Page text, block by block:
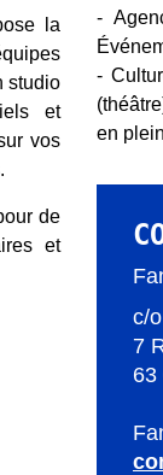
la
studio
et
vos
de
et
-
-
en
c/
7
63